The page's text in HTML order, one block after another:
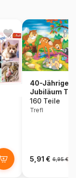
40-Jähriges
Jubiläum
Bambi Und
Waldfreunde
160 Teile
Trefl
5,91 € 6,95 €